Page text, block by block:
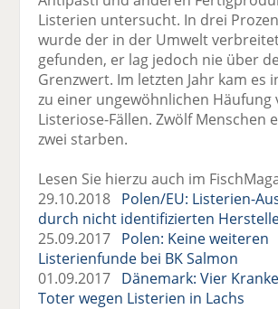
Listerien untersucht. In drei
wurde der in der Umwelt
gefunden, er lag jedoch nie über
Grenzwert. Im letzten Jahr kam es
zu einer ungewöhnlichen Häufung
Listeriose-Fällen. Zwölf Menschen
zwei starben.
Lesen Sie hierzu auch im
29.10.2018 Polen/EU: Listerien-
durch nicht identifizierten
25.09.2017 Polen: Keine weiteren
Listerienfunde bei BK Salmon
01.09.2017 Dänemark: Vier
Toter wegen Listerien in Lachs